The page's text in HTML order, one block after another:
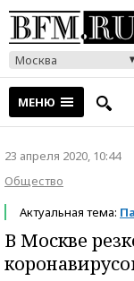
Москва
МЕНЮ
23 апреля 2020, 10:44
Общество
Актуальная тема:
В Москве